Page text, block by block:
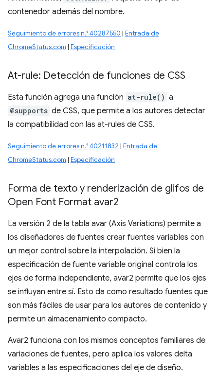
contenedor además del nombre.
Seguimiento de errores n.° 40287550 | Entrada de
ChromeStatus.com | Especificación
At-rule: Detección de funciones de CSS
Esta función agrega una función at-rule() a
@supports de CSS, que permite a los autores detectar
la compatibilidad con las at-rules de CSS.
Seguimiento de errores n.° 40211832 | Entrada de
ChromeStatus.com | Especificación
Forma de texto y renderización de glifos de
Open Font Format avar2
La versión 2 de la tabla avar (Axis Variations) permite a
los diseñadores de fuentes crear fuentes variables con
un mejor control sobre la interpolación. Si bien la
especificación de fuente variable original controla los
ejes de forma independiente, avar2 permite que los ejes
se influyan entre sí. Esto da como resultado fuentes que
son más fáciles de usar para los autores de contenido y
permite un almacenamiento compacto.
Avar2 funciona con los mismos conceptos familiares de
variaciones de fuentes, pero aplica los valores delta
variables a las especificaciones del eje de diseño.